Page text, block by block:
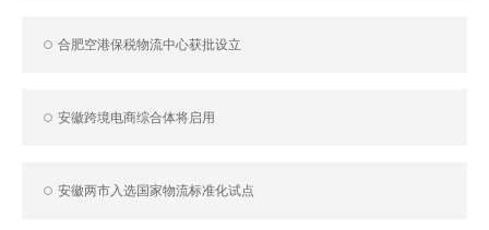
合肥空港保税物流中心获批设立
安徽跨境电商综合体将启用
安徽两市入选国家物流标准化试点